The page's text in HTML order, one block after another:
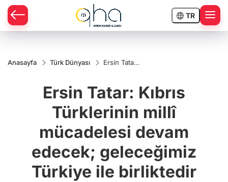
TR
Anasayfa Türk Dünyası
Ersin Tatar:
millî
mücadelesi
edecek;
geleceğimiz
Türkiye ile
birliktedir
Ersin Tatar: Kıbrıs
Türklerinin millî
mücadelesi devam
edecek; geleceğimiz
Türkiye ile birliktedir